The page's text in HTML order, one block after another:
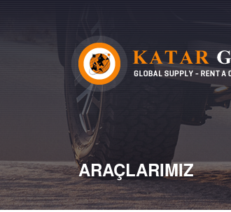
ARAÇLARIMIZ